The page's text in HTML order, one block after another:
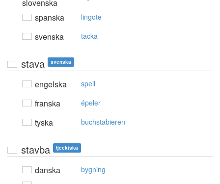
slovenska
spanska lingote
svenska tacka
stava svenska
engelska spell
franska épeler
tyska buchstabieren
stavba tjeckiska
danska bygning